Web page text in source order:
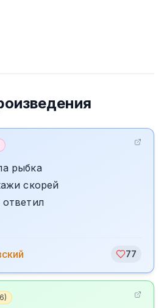
рыбка
скорей
ответил
77
)